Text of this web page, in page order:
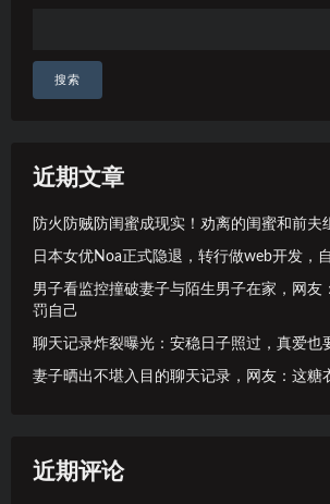
搜索
近期文章
防火防贼防闺蜜成现实！劝离的闺蜜和前夫
日本女优Noa正式隐退，转行做web开发，
男子看监控撞破妻子与陌生男子在家，网友
罚自己
聊天记录炸裂曝光：安稳日子照过，真爱也
妻子晒出不堪入目的聊天记录，网友：这糖
近期评论